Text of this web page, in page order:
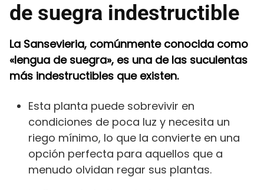
de suegra indestructible
La Sansevieria, comúnmente conocida como
«lengua de suegra», es una de las suculentas
más indestructibles que existen.
Esta planta puede sobrevivir en
condiciones de poca luz y necesita un
riego mínimo, lo que la convierte en una
opción perfecta para aquellos que a
menudo olvidan regar sus plantas.